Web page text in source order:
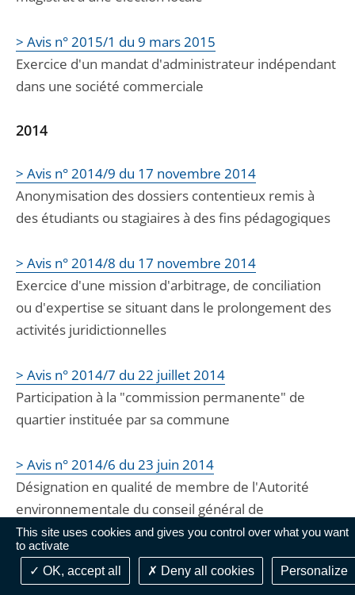
This site uses cookies and gives you control over what you want
to activate
OK, accept all
Deny all cookies Personalize
> Avis n° 2015/1 du 9 mars 2015
Exercice d'un mandat d'administrateur indépendant
dans une société commerciale
2014
> Avis n° 2014/9 du 17 novembre 2014
Anonymisation des dossiers contentieux remis à
des étudiants ou stagiaires à des fins pédagogiques
> Avis n° 2014/8 du 17 novembre 2014
Exercice d'une mission d'arbitrage, de conciliation
ou d'expertise se situant dans le prolongement des
activités juridictionnelles
> Avis n° 2014/7 du 22 juillet 2014
Participation à la "commission permanente" de
quartier instituée par sa commune
> Avis n° 2014/6 du 23 juin 2014
Désignation en qualité de membre de l'Autorité
environnementale du conseil général de
l'environnement et du développement durable
> Avis n° 2014/5 du 16 juin 2014